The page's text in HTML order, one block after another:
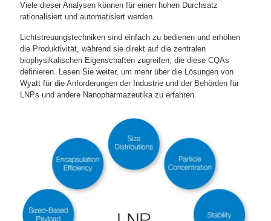
Viele dieser Analysen können für einen hohen Durchsatz
rationalisiert und automatisiert werden.
Lichtstreuungstechniken sind einfach zu bedienen und erhöhen
die Produktivität, während sie direkt auf die zentralen
biophysikalischen Eigenschaften zugreifen, die diese CQAs
definieren. Lesen Sie weiter, um mehr über die Lösungen von
Wyatt für die Anforderungen der Industrie und der Behörden für
LNPs und andere Nanopharmazeutika zu erfahren.